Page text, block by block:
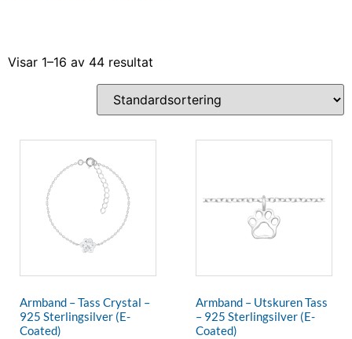
Visar 1–16 av 44 resultat
Armband – Tass Crystal –
925 Sterlingsilver (E-
Coated)
Armband – Utskuren Tass
– 925 Sterlingsilver (E-
Coated)